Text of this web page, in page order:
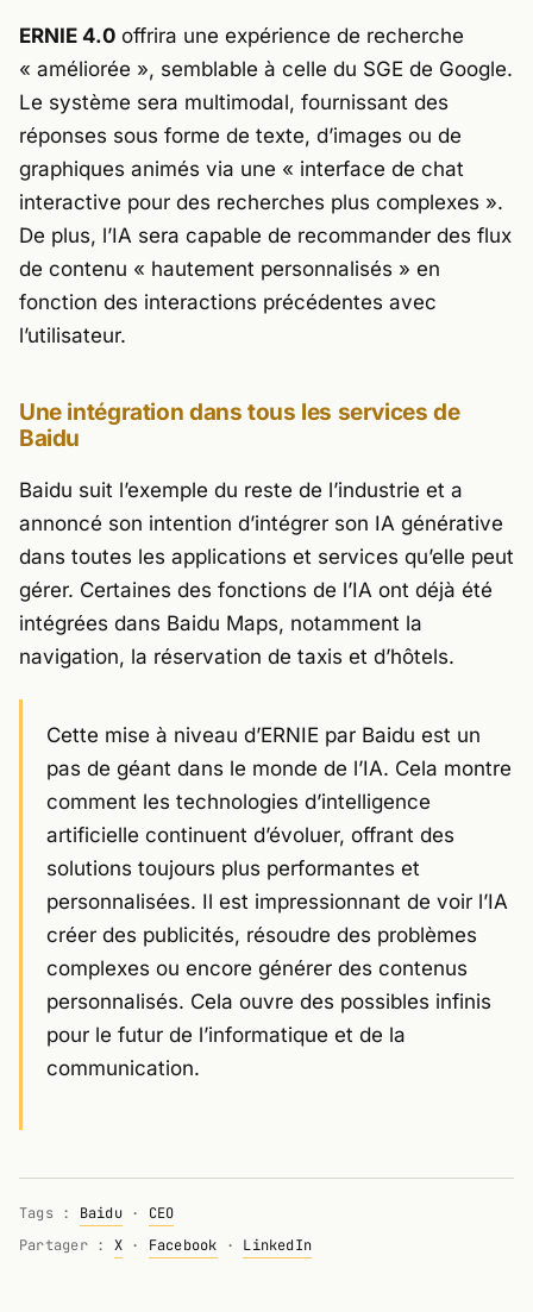
ERNIE 4.0 offrira une expérience de recherche
« améliorée », semblable à celle du SGE de Google.
Le système sera multimodal, fournissant des
réponses sous forme de texte, d’images ou de
graphiques animés via une « interface de chat
interactive pour des recherches plus complexes ».
De plus, l’IA sera capable de recommander des flux
de contenu « hautement personnalisés » en
fonction des interactions précédentes avec
l’utilisateur.
Une intégration dans tous les services de
Baidu
Baidu suit l’exemple du reste de l’industrie et a
annoncé son intention d’intégrer son IA générative
dans toutes les applications et services qu’elle peut
gérer. Certaines des fonctions de l’IA ont déjà été
intégrées dans Baidu Maps, notamment la
navigation, la réservation de taxis et d’hôtels.
Cette mise à niveau d’ERNIE par Baidu est un
pas de géant dans le monde de l’IA. Cela montre
comment les technologies d’intelligence
artificielle continuent d’évoluer, offrant des
solutions toujours plus performantes et
personnalisées. Il est impressionnant de voir l’IA
créer des publicités, résoudre des problèmes
complexes ou encore générer des contenus
personnalisés. Cela ouvre des possibles infinis
pour le futur de l’informatique et de la
communication.
Tags : Baidu· CEO
Partager : X· Facebook · LinkedIn